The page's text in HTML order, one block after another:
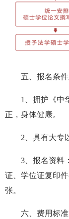
五、报名条
1、拥护《中
正，身体健康。
2、具有大专
3、报名资料
证、学位证复印
张。
六、费用标准